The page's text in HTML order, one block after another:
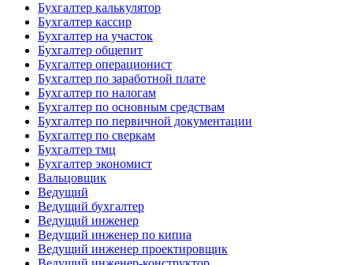
Бухгалтер калькулятор
Бухгалтер кассир
Бухгалтер на участок
Бухгалтер общепит
Бухгалтер операционист
Бухгалтер по заработной плате
Бухгалтер по налогам
Бухгалтер по основным средствам
Бухгалтер по первичной документации
Бухгалтер по сверкам
Бухгалтер тмц
Бухгалтер экономист
Вальцовщик
Ведущий
Ведущий бухгалтер
Ведущий инженер
Ведущий инженер по кипиа
Ведущий инженер проектировщик